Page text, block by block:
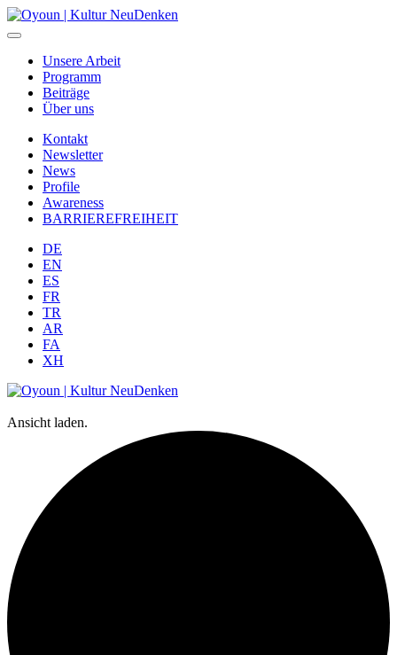
Unsere Arbeit
Programm
Beiträge
Über uns
Kontakt
Newsletter
News
Profile
Awareness
BARRIEREFREIHEIT
DE
EN
ES
FR
TR
AR
FA
XH
Ansicht laden.